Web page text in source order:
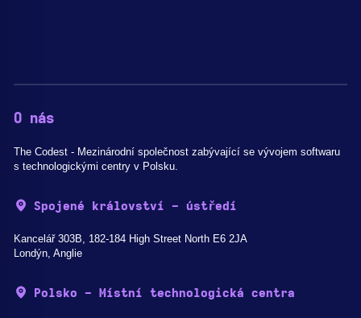
O nás
The Codest - Mezinárodní společnost zabývající se vývojem softwaru
s technologickými centry v Polsku.
Spojené království - ústředí
Kancelář 303B, 182-184 High Street North E6 2JA
Londýn, Anglie
Polsko - Místní technologická centra